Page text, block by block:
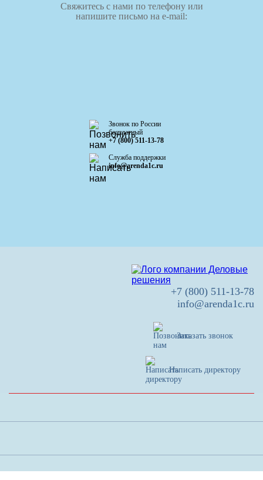
Свяжитесь с нами по телефону или
напишите письмо на e-mail:
Звонок по России
бесплатный
+7 (800) 511-13-78
Служба поддержки
info@arenda1c.ru
+7 (800) 511-13-78
info@arenda1c.ru
Заказать звонок
Написать директору